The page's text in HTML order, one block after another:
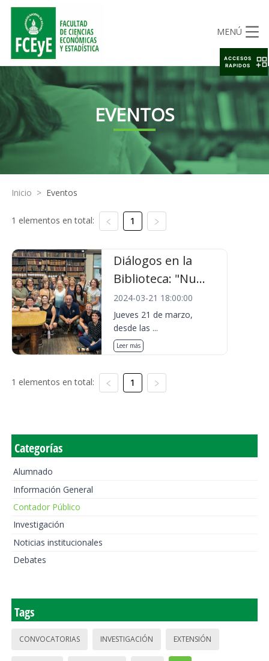
MENÚ
EVENTOS
Inicio > Eventos
1 elementos en total: 1
Diálogos en la
Biblioteca: "Nu...
2024-03-21 18:00:00
Jueves 21 de marzo,
desde las ...
Leer más
1 elementos en total: 1
Categorías
Alumnado
Información General
Contador Público
Investigación
Noticias institucionales
Debates
Tags
CONVOCATORIAS INVESTIGACIÓN EXTENSIÓN
ACCESOS
RAPIDOS